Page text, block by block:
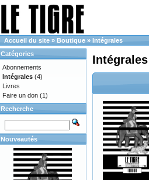
Accueil du site » Boutique » Intégrales
Intégrales
Catégories
Abonnements
Intégrales (4)
Livres
Faire un don (1)
Recherche
Nouveautés